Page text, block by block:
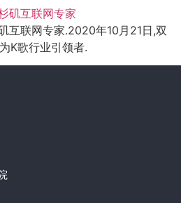
互联网专家.2020年10月21日,双
K歌行业引领者.